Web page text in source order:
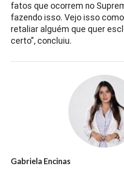
fatos que ocorrem no
fazendo isso. Vejo isso
retaliar alguém que quer
certo”, concluiu.
Gabriela Encinas